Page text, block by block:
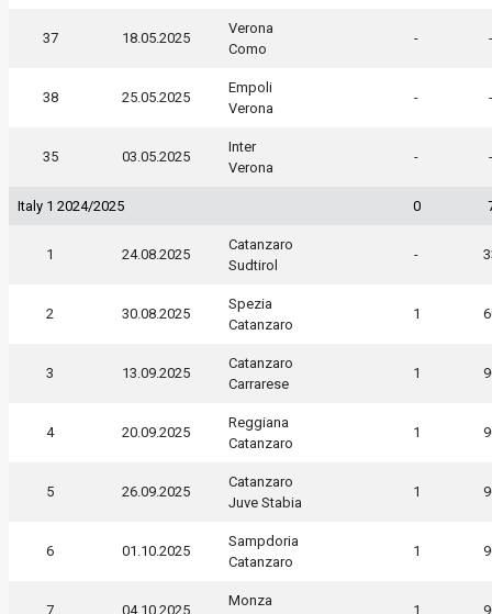
37 18.05.2025
Verona
Como
-
38 25.05.2025
Empoli
Verona
-
35 03.05.2025
Inter
Verona
-
Italy 1 2024/2025 0
1 24.08.2025
Catanzaro
Sudtirol
-
2 30.08.2025
Spezia
Catanzaro
1
3 13.09.2025
Catanzaro
Carrarese
1
4 20.09.2025
Reggiana
Catanzaro
1
5 26.09.2025
Catanzaro
Juve Stabia
1
6 01.10.2025
Sampdoria
Catanzaro
1
7 04.10.2025
Monza
1